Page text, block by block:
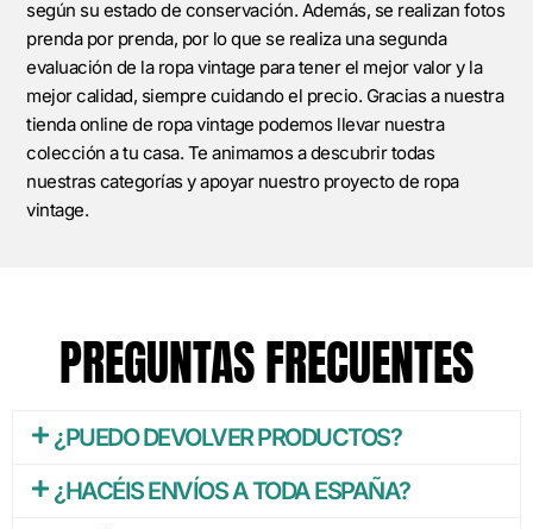
según su estado de conservación. Además, se realizan fotos
prenda por prenda, por lo que se realiza una segunda
evaluación de la ropa vintage para tener el mejor valor y la
mejor calidad, siempre cuidando el precio. Gracias a nuestra
tienda online de ropa vintage podemos llevar nuestra
colección a tu casa. Te animamos a descubrir todas
nuestras categorías y apoyar nuestro proyecto de ropa
vintage.
PREGUNTAS FRECUENTES
¿PUEDO DEVOLVER PRODUCTOS?
¿HACÉIS ENVÍOS A TODA ESPAÑA?